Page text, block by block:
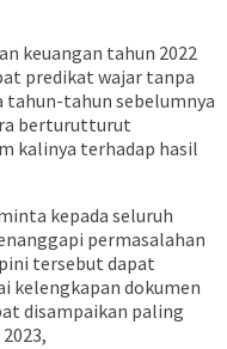
keuangan tahun 2022
predikat wajar tanpa
tahun-tahun sebelumnya
berturutturut
kalinya terhadap hasil
kepada seluruh
permasalahan
tersebut dapat
kelengkapan dokumen
disampaikan paling